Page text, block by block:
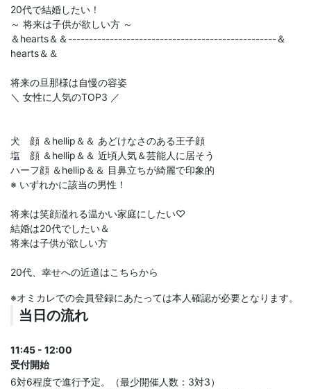
20代で結婚したい！
～ 将来は子供が欲しい方 ～
＆hearts＆＆--------------------------------------------------＆
hearts＆＆
将来の旦那様は自慢の容姿
＼ 女性に人気のTOP3 ／
犬 顔 ＆hellip＆＆ あどけなさのある王子顔
塩 顔 ＆hellip＆＆ 近頃人気＆芸能人に居そう
ハーフ顔 ＆hellip＆＆ 目鼻立ちが綺麗で印象的
※ いずれかに該当の男性！
将来は笑顔溢れる温かい家庭にしたい♡
結婚は20代でしたい＆
将来は子供が欲しい方
20代、幸せへの近道はこちらから
※オミカレでの会員登録にあたっては本人確認が必要となります。
当日の流れ
11:45 - 12:00
受付開始
6対6程度で進行予定。（最少開催人数：3対3）